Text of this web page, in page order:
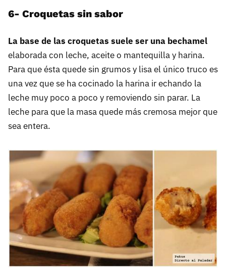
6- Croquetas sin sabor
La base de las croquetas suele ser una bechamel
elaborada con leche, aceite o mantequilla y harina.
Para que ésta quede sin grumos y lisa el único truco es
una vez que se ha cocinado la harina ir echando la
leche muy poco a poco y removiendo sin parar. La
leche para que la masa quede más cremosa mejor que
sea entera.